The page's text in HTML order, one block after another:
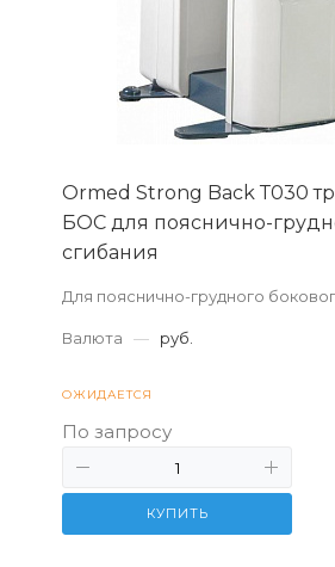
Ormed Strong Back Т030
БОС для пояснично-
сгибания
Для пояснично-грудного
Валюта — руб.
ОЖИДАЕТСЯ
По запросу
КУПИТЬ